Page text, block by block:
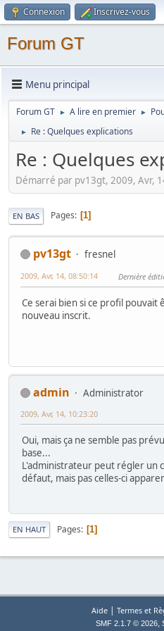
Connexion Inscrivez-vous
Forum GT
Menu principal
Forum GT ► A lire en premier ►
► Re : Quelques explications
Re : Quelques
Démarré par pv13gt, 2009, Avr,
EN BAS Pages 1
pv13gt fresnel
2009, Avr, 14, 08:50:14 Dernière
Ce serai bien si ce profil
nouveau inscrit.
admin
Administrator
2009, Avr, 14, 10:23:20
Oui, mais ça ne semble pas
base...
L'administrateur peut régler un
défaut, mais pas celles-ci
EN HAUT Pages 1
Aide| Termes et
SMF 2.1.7 © 2026,